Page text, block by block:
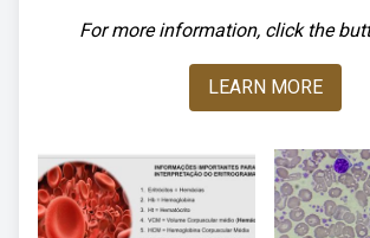
For more information, click the
LEARN MORE